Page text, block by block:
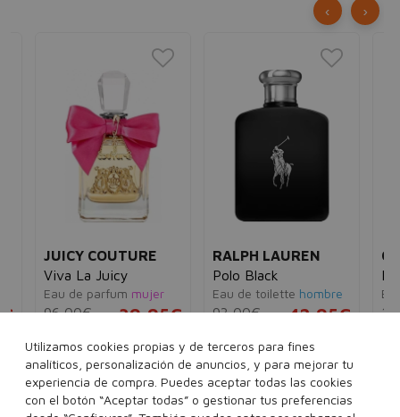
JUICY COUTURE
Viva La Juicy
Eau de parfum mujer
96,00€ 39,95€
30 ml 50 ml 100 ml
RALPH LAUREN
Polo Black
Eau de toilette hombre
93,00€ 42,95€
75 ml 125 ml
‹ ›
Utilizamos cookies propias y de terceros para fines
analíticos, personalización de anuncios, y para mejorar tu
experiencia de compra. Puedes aceptar todas las cookies
con el botón “Aceptar todas” o gestionar tus preferencias